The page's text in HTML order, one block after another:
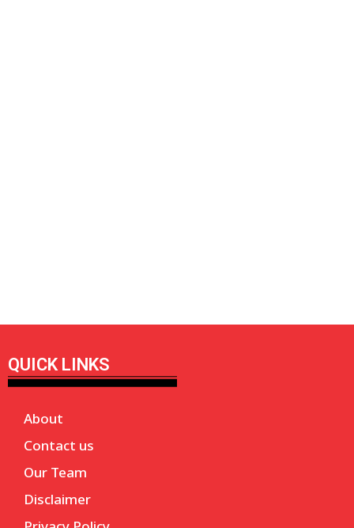
QUICK LINKS
About
Contact us
Our Team
Disclaimer